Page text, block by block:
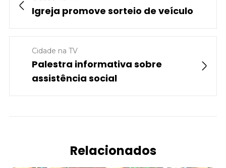
Igreja promove sorteio de veículo
Cidade na TV
Palestra informativa sobre
assistência social
Relacionados